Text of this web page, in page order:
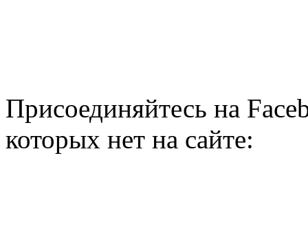
Присоединяйтесь на
которых нет на сайте: